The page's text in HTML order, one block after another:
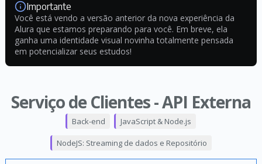
Importante
Você está vendo a versão anterior da nova experiência da
Alura que estamos preparando para você. Em breve, ela
ganha uma identidade visual novinha totalmente pensada
em potencializar seus estudos!
Serviço de Clientes - API Externa
Back-end JavaScript & Node.js
NodeJS: Streaming de dados e Repositório